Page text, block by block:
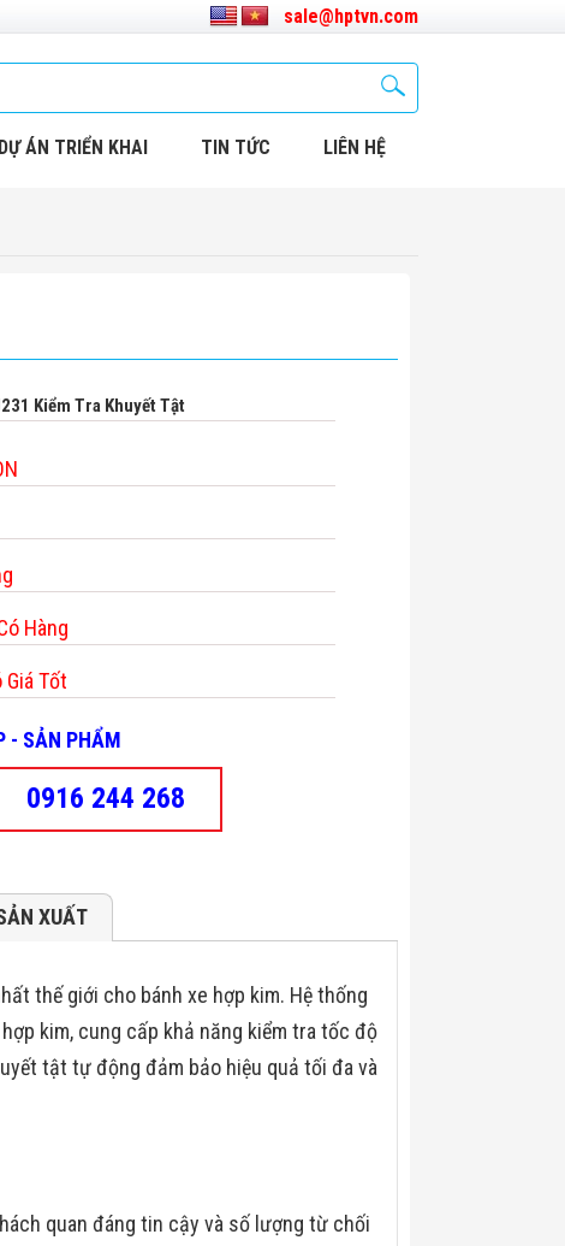
sale@hptvn.com
DỰ ÁN TRIỂN KHAI TIN TỨC LIÊN HỆ
Kiểm Tra Khuyết Tật
Hàng
Giá Tốt
- SẢN PHẨM
0916 244 268
XUẤT
thế giới cho bánh xe hợp kim. Hệ thống
kim, cung cấp khả năng kiểm tra tốc độ
tật tự động đảm bảo hiệu quả tối đa và
quan đáng tin cậy và số lượng từ chối